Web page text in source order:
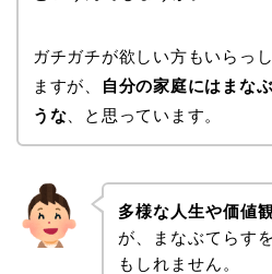
ガチガチが欲しい方もいらっ
ますが、
自分の家庭にはまな
うな 、と思っています。
多様な人生や価値
が、まなぶてらす
もしれません。